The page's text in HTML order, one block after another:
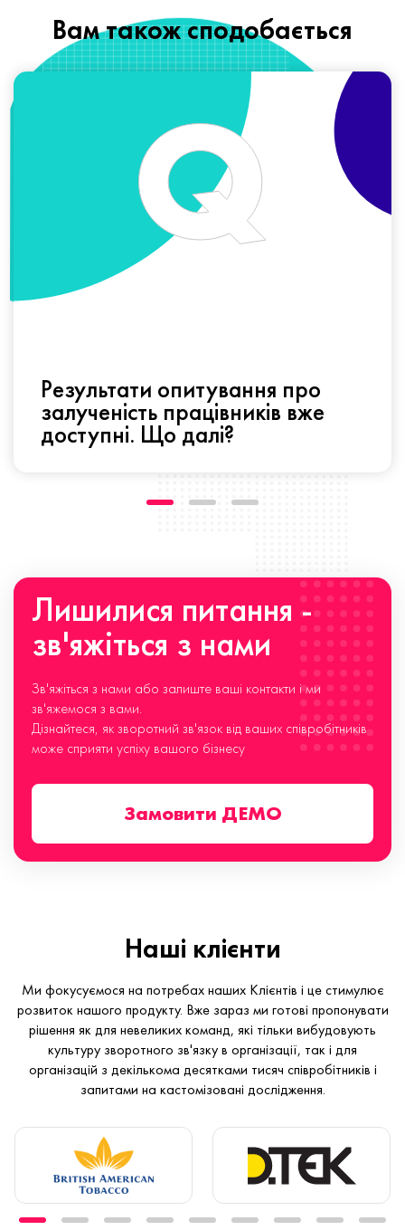
Вам також сподобається
Результати опитування про
залученість працівників вже
доступні. Що далі?
Лишилися питання -
зв'яжіться з нами
Зв'яжіться з нами або залиште ваші контакти і ми
зв'яжемося з вами.
Дізнайтеся, як зворотний зв'язок від ваших співробітників
може сприяти успіху вашого бізнесу
Замовити ДЕМО
Наші клієнти
Ми фокусуємося на потребах наших Клієнтів і це стимулює
розвиток нашого продукту. Вже зараз ми готові пропонувати
рішення як для невеликих команд, які тільки вибудовують
культуру зворотного зв'язку в організації, так і для
організацій з декількома десятками тисяч співробітників і
запитами на кастомізовані дослідження.